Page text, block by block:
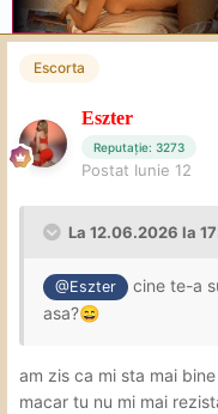
Escorta
Eszter
Reputație: 3273
Postat Iunie 12
La 12.06.2026 la
@Eszter
cine te-a
asa?😄
am zis ca mi sta mai
macar tu nu mi mai